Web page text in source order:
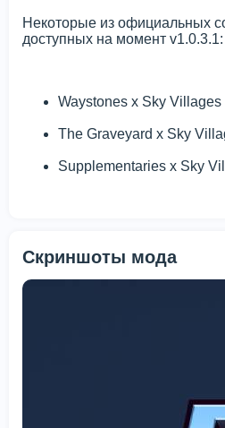
Некоторые из официальных
доступных на момент v1.0.3.1:
Waystones x Sky Villages
The Graveyard x Sky
Supplementaries x Sky
Скриншоты мода